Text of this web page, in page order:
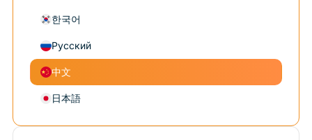
한국어
Русский
中文
日本語